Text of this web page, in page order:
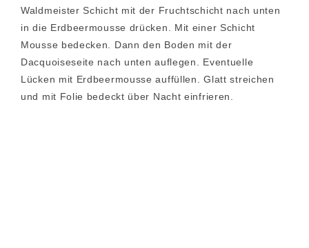
Waldmeister Schicht mit der Fruchtschicht nach unten
in die Erdbeermousse drücken. Mit einer Schicht
Mousse bedecken. Dann den Boden mit der
Dacquoiseseite nach unten auflegen. Eventuelle
Lücken mit Erdbeermousse auffüllen. Glatt streichen
und mit Folie bedeckt über Nacht einfrieren.